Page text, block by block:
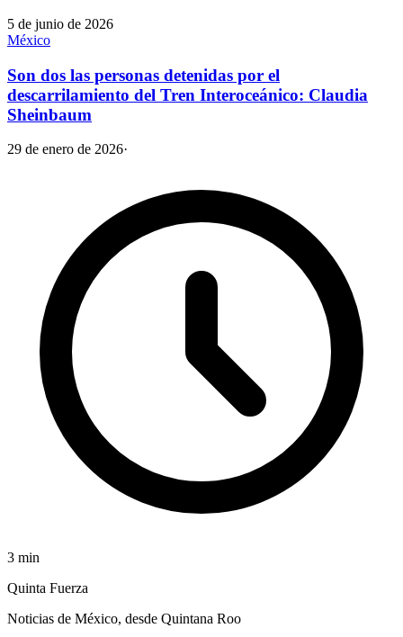
5 de junio de 2026
México
Son dos las personas detenidas por el
descarrilamiento del Tren Interoceánico: Claudia
Sheinbaum
29 de enero de 2026·
3 min
Quinta Fuerza
Noticias de México, desde Quintana Roo